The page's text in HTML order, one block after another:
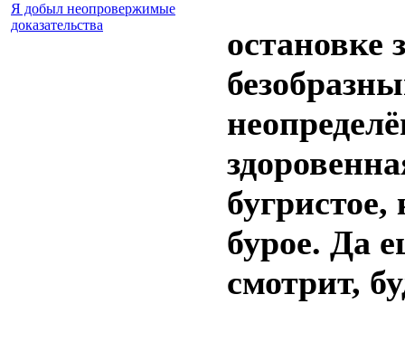
Я добыл неопровержимые
доказательства
остановке
бурое. Да
смотрит,